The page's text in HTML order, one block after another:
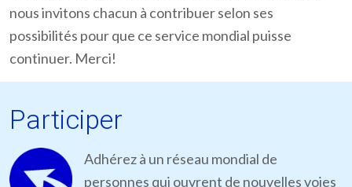
nous invitons chacun à contribuer selon ses
possibilités pour que ce service mondial puisse
continuer. Merci!
Participer
Adhérez à un réseau mondial de
personnes qui ouvrent de nouvelles voies